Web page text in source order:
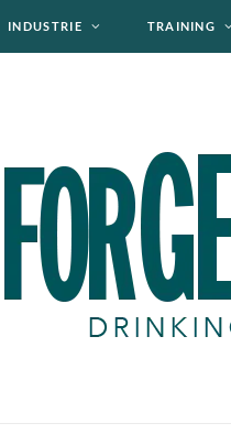
INDUSTRIE TRAINING